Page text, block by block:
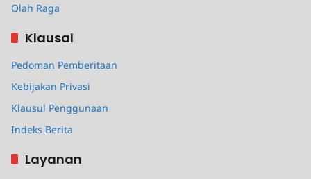
Olah Raga
Klausal
Pedoman Pemberitaan
Kebijakan Privasi
Klausul Penggunaan
Indeks Berita
Layanan